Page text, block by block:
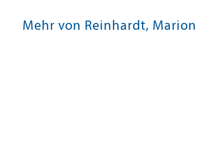
Mehr von Reinhardt, Marion